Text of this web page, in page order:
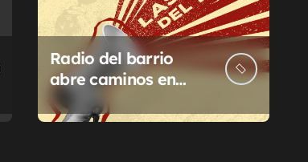
Radio del barrio
abre caminos en